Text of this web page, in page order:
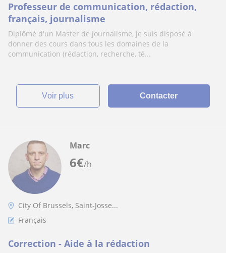
Professeur de communication, rédaction,
français, journalisme
Diplômé d'un Master de journalisme, je suis disposé à
donner des cours dans tous les domaines de la
communication (rédaction, recherche, té...
voir plus Contacter
6€/h
Marc
City Of Brussels, Saint-Josse...
Français
Correction - Aide à la rédaction